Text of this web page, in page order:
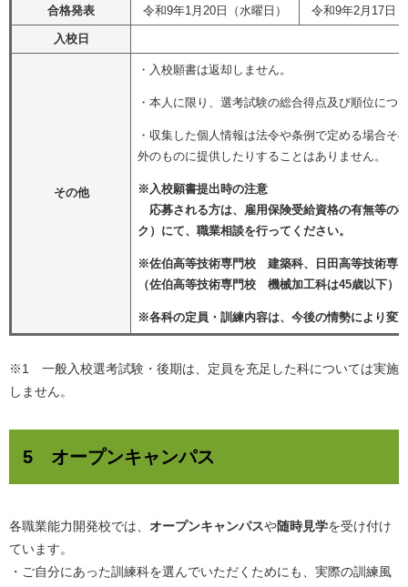
合格発表 令和9年1月20日（水曜日） 令和9年2月17日
入校日
その他
・入校願書は返却しません。
・本人に限り、選考試験の総合得点及び順位につ
・収集した個人情報は法令や条例で定める場合
外のものに提供したりすることはありません。
※入校願書提出時の注意
応募される方は、雇用保険受給資格の有無等の
ク）にて、職業相談を行ってください。
※佐伯高等技術専門校 建築科、日田高等技術専
（佐伯高等技術専門校 機械加工科は45歳以下）
※各科の定員・訓練内容は、今後の情勢により変
※1 一般入校選考試験・後期は、定員を充足した科については実施
しません。
5 オープンキャンパス
各職業能力開発校では、 オープンキャンパスや随時見学を受け付け
ています。
・ご自分にあった訓練科を選んでいただくためにも、実際の訓練風